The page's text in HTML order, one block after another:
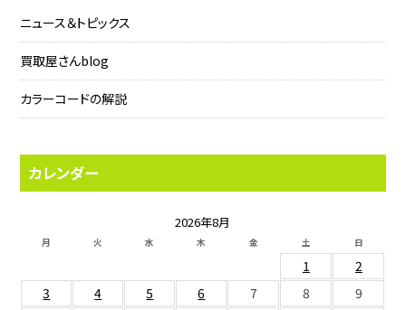
ニュース＆トピックス
買取屋さんblog
カラーコードの解説
カレンダー
2026年8月
月 火 水 木 金 土 日
1
2
3
4 5 6 7 8
9